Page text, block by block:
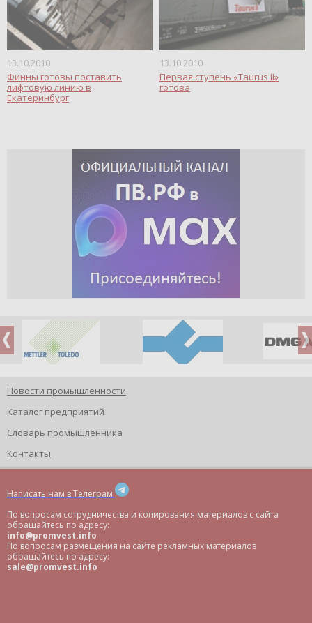
13.10.2010
Финны готовы поставить
лифтовую линию в
Екатеринбург
13.10.2010
Первая ступень «Taurus II»
готова
Новости промышленности
Каталог предприятий
Словарь промышленника
Контакты
Написать нам в Телеграм
По вопросам сотрудничества и копирования материалов с сайта
обращайтесь по адресу:
info@promvest.info
По вопросам размещения на сайте рекламных материалов
обращайтесь по адресу:
sale@promvest.info